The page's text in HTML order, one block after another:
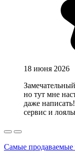
18 июня 2026
но тут мне
даже
сервис и
Самые продаваемые